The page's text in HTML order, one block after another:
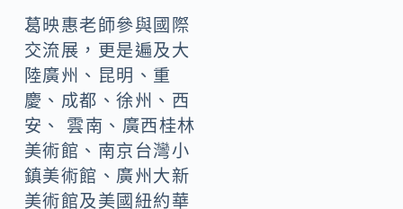
葛映惠老師參與國際
交流展，更是遍及大
陸廣州、昆明、重
慶、成都、徐州、西
安、 雲南、廣西桂林
美術館、南京台灣小
鎮美術館、廣州大新
美術館及美國紐約華